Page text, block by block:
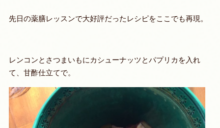
先日の薬膳レッスンで大好評だったレシピをここでも再現。
レンコンとさつまいもにカシューナッツとパプリカを入れ
て、甘酢仕立てで。